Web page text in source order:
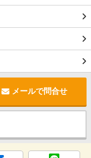
メールで問合せ